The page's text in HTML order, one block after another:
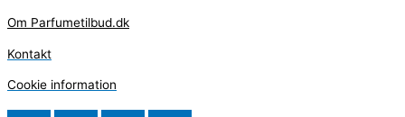
Om Parfumetilbud.dk
Kontakt
Cookie information